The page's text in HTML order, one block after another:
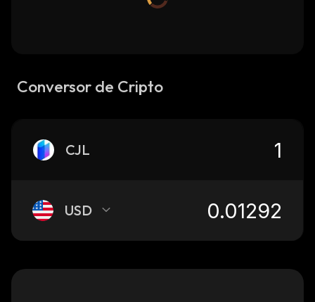
Conversor de Cripto
CJL
USD